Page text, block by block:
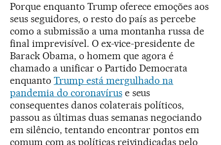
Porque enquanto Trump oferece emoções aos
seus seguidores, o resto do país as percebe
como a submissão a uma montanha russa de
final imprevisível. O ex-vice-presidente de
Barack Obama, o homem que agora é
chamado a unificar o Partido Democrata
enquanto Trump está mergulhado na
pandemia do coronavíruse seus
consequentes danos colaterais políticos,
passou as últimas duas semanas negociando
em silêncio, tentando encontrar pontos em
comum com as políticas reivindicadas pelo